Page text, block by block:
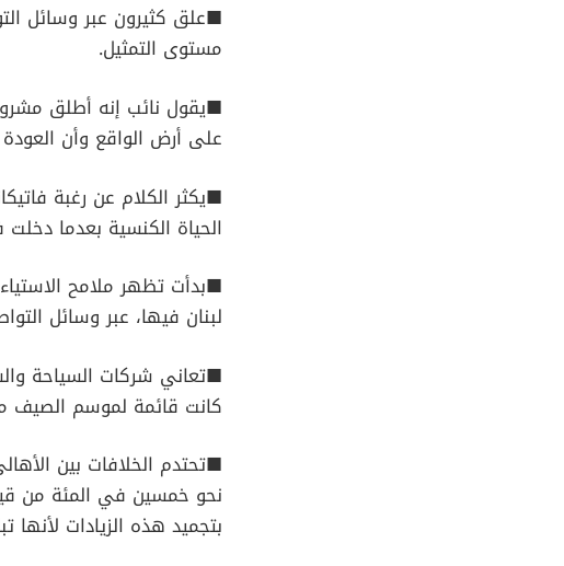
■علق كثيرون عبر وسائل
مستوى التمثيل.
■يقول نائب إنه أطلق
على أرض الواقع وأن العودة
■يكثر الكلام عن رغبة
الحياة الكنسية بعدما
■بدأت تظهر ملامح
لبنان فيها، عبر وسائل
■تعاني شركات السياحة
كانت قائمة لموسم الصيف
■تحتدم الخلافات بين
نحو خمسين في المئة من
بتجميد هذه الزيادات لأنها